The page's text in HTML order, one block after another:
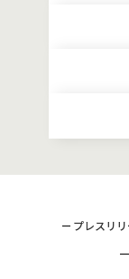
プレスリリ